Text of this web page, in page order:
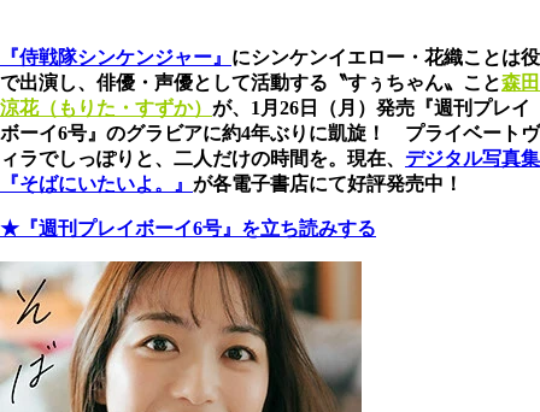
『侍戦隊シンケンジャー』 にシンケンイエロー・花織ことは役
で出演し、俳優・声優として活動する〝すぅちゃん〟こと森田
涼花（もりた・すずか） が、1月26日（月）発売『週刊プレイ
ボーイ6号』のグラビアに約4年ぶりに凱旋！ プライベートヴ
ィラでしっぽりと、二人だけの時間を。現在、 デジタル写真集
『そばにいたいよ。』 が各電子書店にて好評発売中！
★『週刊プレイボーイ6号』を立ち読みする